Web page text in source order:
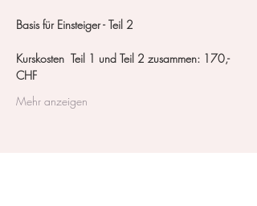
Basis für Einsteiger - Teil 2
Kurskosten  Teil 1 und Teil 2 zusammen: 170,-
CHF
Mehr anzeigen